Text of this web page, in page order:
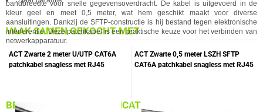
bandbreedte voor snelle gegevensoverdracht. De kabel is uitgevoerd in de
kleur geel en meet 0,5 meter, wat hem geschikt maakt voor diverse
aansluitingen. Dankzij de SFTP-constructie is hij bestand tegen elektronische
interferentie. Deze patchkabel is een praktische keuze voor het verbinden van
netwerkapparatuur.
BELANGRIJKSTE SPECIFICATIES
VAAK SAMEN GEKOCHT MET
ACT Zwarte 2 meter U/UTP CAT6A
patchkabel snagless met RJ45
ACT Zwarte 0,5 meter LSZH SFTP
CAT6A patchkabel snagless met RJ45